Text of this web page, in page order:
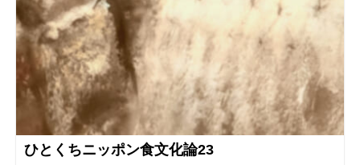
ひとくちニッポン食文化論23